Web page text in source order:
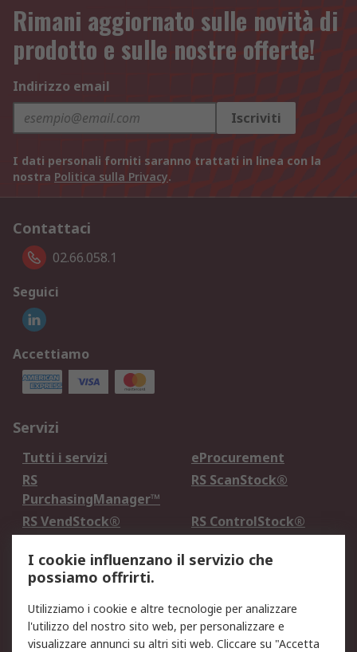
Rimani aggiornato sulle novità di
prodotto e sulle nostre offerte!
Indirizzo email
Iscriviti
I dati personali forniti saranno trattati in linea con la
nostra Politica sulla Privacy.
Contattaci
02.66.058.1
Seguici
Accettiamo
Servizi
Tutti i servizi
eProcurement
RS
PurchasingManager™
RS ScanStock®
RS VendStock®
RS ControlStock®
Legale
Informativa Cookie
Informativa Privacy -
Aggiornata
I cookie influenzano il servizio che
possiamo offrirti.
Utilizziamo i cookie e altre tecnologie per analizzare
l'utilizzo del nostro sito web, per personalizzare e
visualizzare annunci su altri siti web. Cliccare su "Accetta